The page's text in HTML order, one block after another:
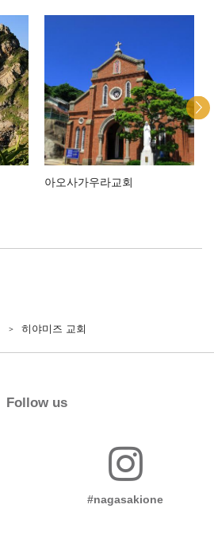
아오사가우라교회
히야미즈 교회
Follow us
#nagasakione